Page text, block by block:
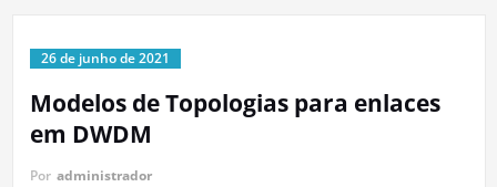
26 de junho de 2021
Modelos de Topologias para enlaces
em DWDM
Por administrador